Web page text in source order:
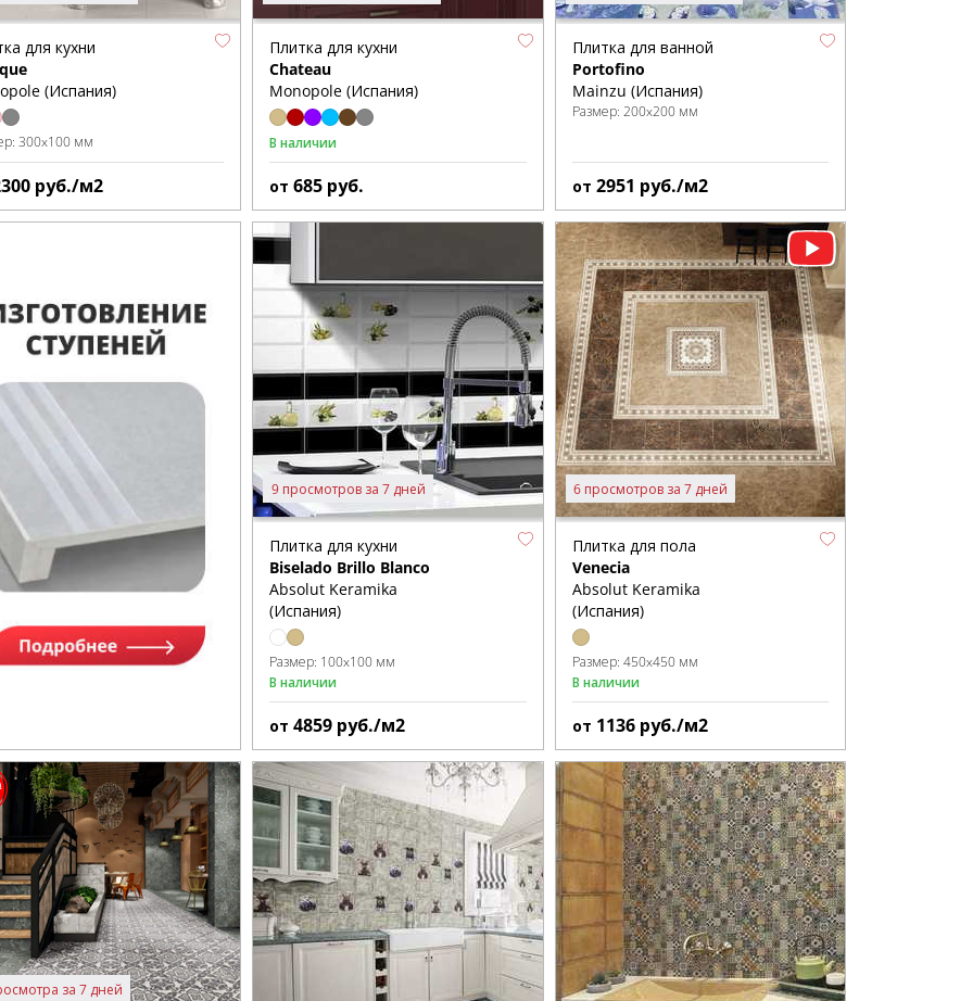
для кухни
(Испания)
300x100 мм
руб./м2
Плитка для кухни
Chateau
Monopole (Испания)
В наличии
от685 руб.
Плитка для ванной
Portofino
Mainzu (Испания)
Размер: 200x200 мм
от 2951 руб./м2
9 просмотров за 7 дней
Плитка для кухни
Biselado Brillo Blanco
Absolut Keramika
(Испания)
Размер: 100x100 мм
В наличии
от4859 руб./м2
6 просмотров за 7 дней
Плитка для пола
Venecia
Absolut Keramika
(Испания)
Размер: 450x450 мм
В наличии
от 1136 руб./м2
за 7 дней